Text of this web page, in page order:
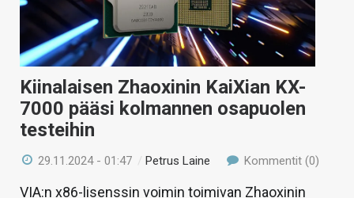
Kiinalaisen Zhaoxinin KaiXian KX-
7000 pääsi kolmannen osapuolen
testeihin
29.11.2024 - 01:47 / Petrus Laine Kommentit (0)
VIA:n x86-lisenssin voimin toimivan Zhaoxinin